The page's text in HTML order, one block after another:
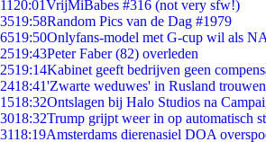
11 20:01VrijMiBabes #316 (not very sfw!)
3519:58Random Pics van de Dag #1979
6519:50Onlyfans-model met G-cup wil als
2519:43Peter Faber (82) overleden
2519:14Kabinet geeft bedrijven geen
2418:41'Zwarte weduwes' in Rusland
1518:32Ontslagen bij Halo Studios na
3018:32Trump grijpt weer in op automatisch
3118:19Amsterdams dierenasiel DOA